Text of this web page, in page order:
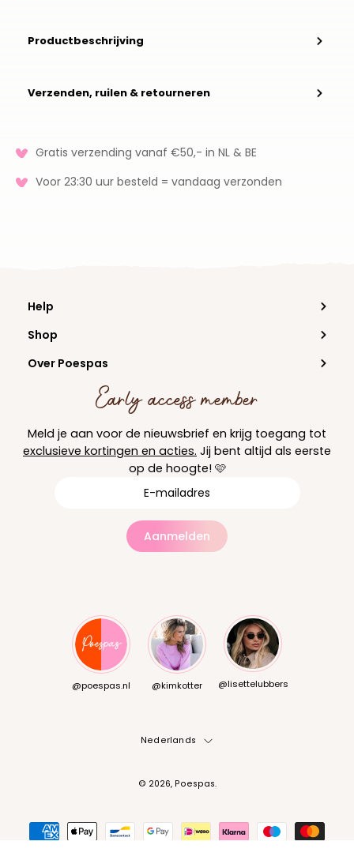
Productbeschrijving
Verzenden, ruilen & retourneren
Gratis verzending vanaf €50,- in NL & BE
Voor 23:30 uur besteld = vandaag verzonden
Early access member
Meld je aan voor de nieuwsbrief en krijg toegang tot
exclusieve kortingen en acties. Jij bent altijd als eerste
op de hoogte! 🩷
Aanmelden
Help
Shop
Over Poespas
@poespas.nl @kimkotter @lisettelubbers
Taal
Nederlands
© 2026, Poespas.